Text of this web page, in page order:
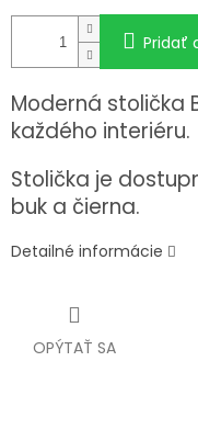
Pridať
Moderná stolička
každého interiéru.
Stolička je
buk a čierna.
Detailné informácie
OPÝTAŤ SA